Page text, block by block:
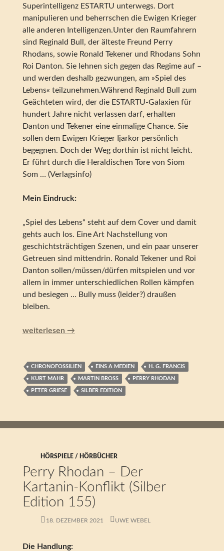
Superintelligenz ESTARTU unterwegs. Dort
manipulieren und beherrschen die Ewigen Krieger
alle anderen Intelligenzen.Unter den Raumfahrern
sind Reginald Bull, der älteste Freund Perry
Rhodans, sowie Ronald Tekener und Rhodans Sohn
Roi Danton. Sie lehnen sich gegen das Regime auf –
und werden deshalb gezwungen, am »Spiel des
Lebens« teilzunehmen.Während Reginald Bull zum
Geächteten wird, der die ESTARTU-Galaxien für
hundert Jahre nicht verlassen darf, erhalten
Danton und Tekener eine einmalige Chance. Sie
sollen dem Ewigen Krieger Ijarkor persönlich
begegnen. Doch der Weg dorthin ist nicht leicht.
Er führt durch die Heraldischen Tore von Siom
Som … (Verlagsinfo)
Mein Eindruck:
„Spiel des Lebens“ steht auf dem Cover und damit
gehts auch los. Eine Art Nachstellung von
geschichtsträchtigen Szenen, und ein paar unserer
Getreuen sind mittendrin. Ronald Tekener und Roi
Danton sollen/müssen/dürfen mitspielen und vor
allem in immer unterschiedlichen Rollen kämpfen
und besiegen … Bully muss (leider?) draußen
bleiben.
Perry Rhodan – Das Spiel des Lebens (Silber Edition 156)
weiterlesen →
CHRONOFOSSILIEN EINS A MEDIEN H. G. FRANCIS
KURT MAHR MARTIN BROSS PERRY RHODAN
PETER GRIESE SILBER EDITION
HÖRSPIELE / HÖRBÜCHER
Perry Rhodan – Der
Kartanin-Konflikt (Silber
Edition 155)
18. DEZEMBER 2021 UWE WEBEL
Die Handlung: